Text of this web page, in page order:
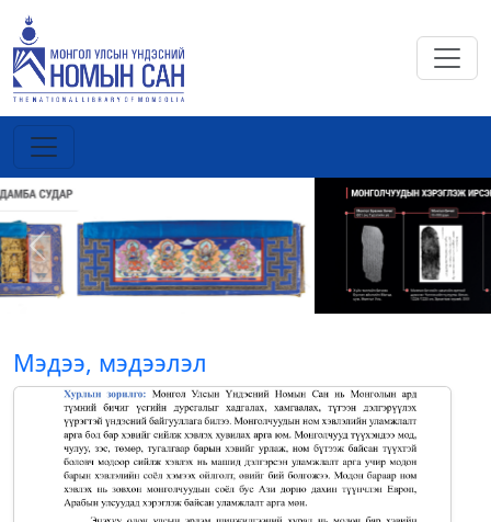
Previous Next
Мэдээ, мэдээлэл